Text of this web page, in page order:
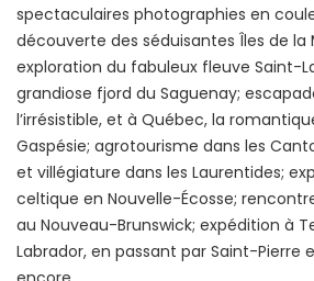
spectaculaires photographies en
découverte des séduisantes Îles de la
exploration du fabuleux fleuve Saint-
grandiose fjord du Saguenay;
l’irrésistible, et à Québec, la
Gaspésie; agrotourisme dans les
et villégiature dans les Laurentides;
celtique en Nouvelle-Écosse;
au Nouveau-Brunswick; expédition à
Labrador, en passant par Saint-Pierre